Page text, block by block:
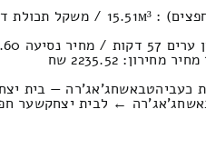
699.60 שקל
2235.52 שח
כעביהטבאשחג'אג'רה — בית
← לבית יצחקשער חפר הוא : 74.95